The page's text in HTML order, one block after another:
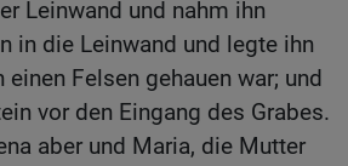
Leinwand und nahm ihn
in die Leinwand und legte ihn
einen Felsen gehauen war; und
vor den Eingang des Grabes.
aber und Maria, die Mutter